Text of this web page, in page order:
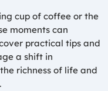
cup of coffee or the
moments can
practical tips and
a shift in
richness of life and